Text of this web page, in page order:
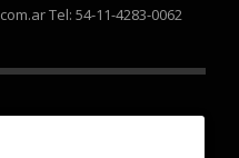
Tel: 54-11-4283-0062